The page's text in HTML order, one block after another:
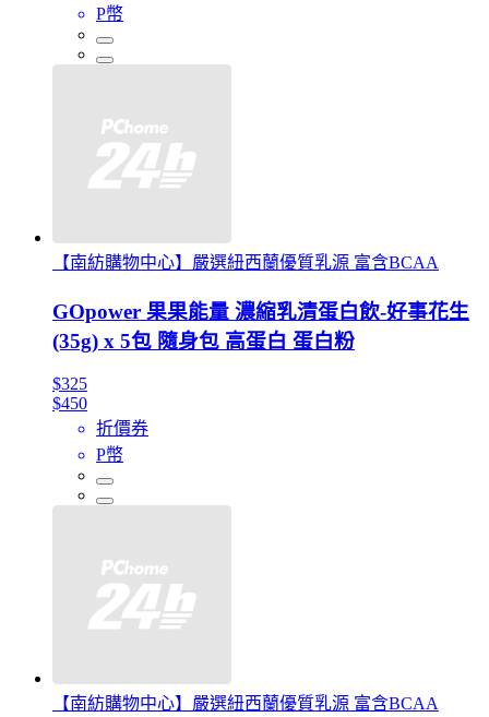
P幣
【南紡購物中心】嚴選紐西蘭優質乳源 富含BCAA
GOpower 果果能量 濃縮乳清蛋白飲-好事花生
(35g) x 5包 隨身包 高蛋白 蛋白粉
$325
$450
折價券
P幣
【南紡購物中心】嚴選紐西蘭優質乳源 富含BCAA